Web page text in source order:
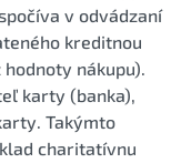
v odvádzaní
kreditnou
nákupu).
karty (banka),
Takýmto
charitatívnu